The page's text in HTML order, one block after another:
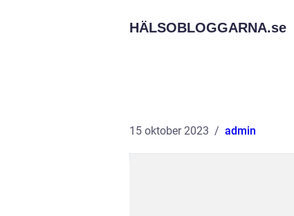
HÄLSOBLOGGARNA.se
15 oktober 2023 admin